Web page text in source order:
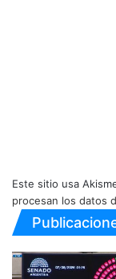
Este sitio usa
procesan los datos